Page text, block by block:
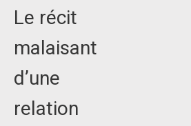
Le récit
malaisant
d’une
relation